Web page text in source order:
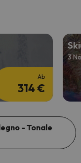
Ab
314 €
3
- Tonale